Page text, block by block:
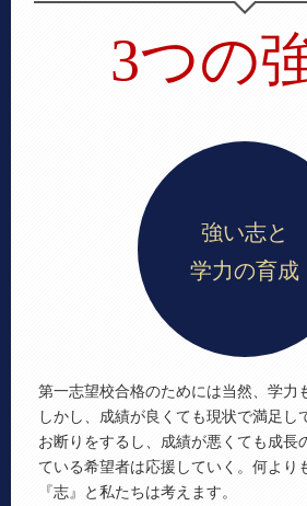
3つの
強い志と
学力の育成
第一志望校合格のためには当然、学力
しかし、成績が良くても現状で満足し
お断りをするし、成績が悪くても成長
ている希望者は応援していく。何より
『志』と私たちは考えます。